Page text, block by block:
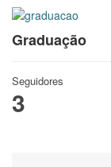
Graduação
Seguidores
3